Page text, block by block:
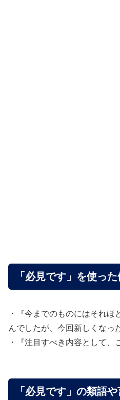
「必見です」を使っ
・『今までのものにはそれ
んでしたが、今回新しくなっ
・『注目すべき内容として、
「必見です」の類語や